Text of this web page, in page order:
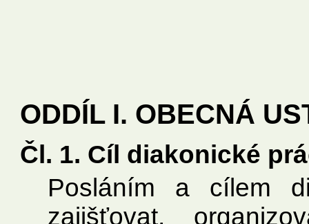
ODDÍL I. OBECNÁ
Čl. 1. Cíl diakonické
Posláním a cílem
zajišťovat,